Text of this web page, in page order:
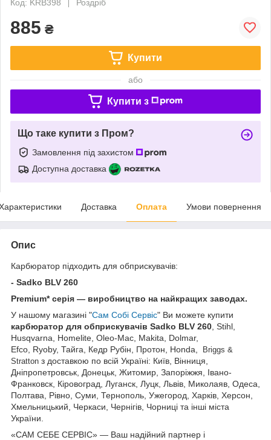
Код: KRB398
Роздріб
885 ₴
Купити
або
Купити з
Що таке купити з Пром?
Замовлення під захистом
Доступна доставка
Доставка Оплата Умови повернення
Опис
Карбюратор підходить для обприскувачів:
- Sadko BLV 260
Premium* серія — виробництво на найкращих заводах.
У нашому магазині "Сам Собі Сервіс" Ви можете купити
карбюратор для обприскувачів Sadko BLV 260 , Stihl,
Husqvarna, Homelite, Oleo-Mac, Makita, Dolmar,
Efco, Ryoby, Тайга, Кедр Рубін, Протон, Honda,
Briggs &
Stratton з доставкою по всій Україні: Київ, Вінниця,
Дніпропетровськ, Донецьк, Житомир, Запоріжжя, Івано-
Франковск, Кіровоград, Луганск, Луцк, Львів, Миколаяв, Одеса,
Полтава, Рівно, Суми, Тернополь, Ужегород, Харків, Херсон,
Хмельницький, Черкаси, Чернігів, Чорниці та інші міста
України.
«САМ СЕБЕ СЕРВІС» — Ваш надійний партнер і